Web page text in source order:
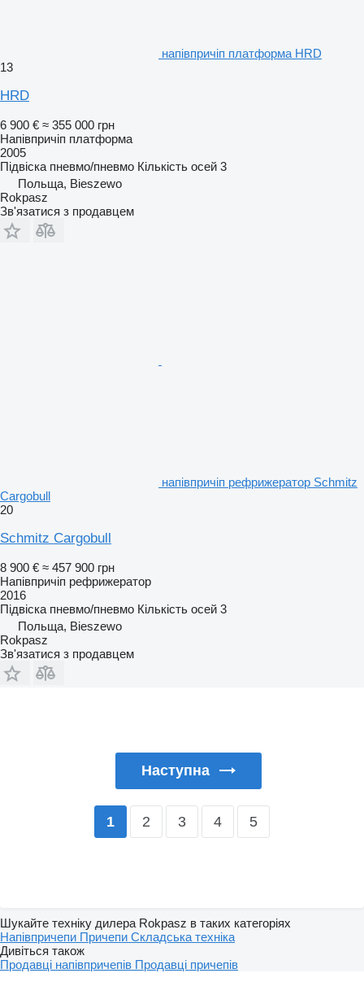
напівпричіп платформа HRD
13
HRD
6 900 € ≈ 355 000 грн
Напівпричіп платформа
2005
Підвіска пневмо/пневмо Кількість осей 3
Польща, Bieszewo
Rokpasz
Зв'язатися з продавцем
напівпричіп рефрижератор Schmitz
Cargobull
20
Schmitz Cargobull
8 900 € ≈ 457 900 грн
Напівпричіп рефрижератор
2016
Підвіска пневмо/пневмо Кількість осей 3
Польща, Bieszewo
Rokpasz
Зв'язатися з продавцем
Наступна
1 2 3 4 5
Шукайте техніку дилера Rokpasz в таких категоріях
Напівпричепи Причепи Складська техніка
Дивіться також
Продавці напівпричепів Продавці причепів